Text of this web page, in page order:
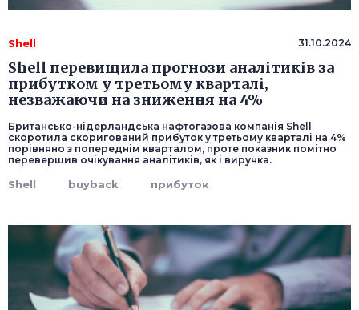
Shell 31.10.2024
Shell перевищила прогнози аналітиків за
прибутком у третьому кварталі,
незважаючи на зниження на 4%
Британсько-нідерландська нафтогазова компанія Shell
скоротила скоригований прибуток у третьому кварталі на 4%
порівняно з попереднім кварталом, проте показник помітно
перевершив очікування аналітиків, як і виручка.
Shell buyback прибуток